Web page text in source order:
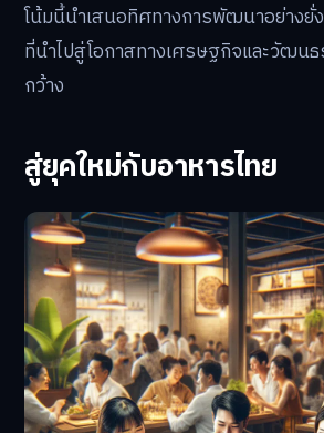
โน้มนี้นำเสนอทิศทางการพัฒนาอย่างยั่
ที่นำไปสู่โอกาสทางเศรษฐกิจและวัฒน
กว้าง
สู่ยุคใหม่กับอาหารไทย